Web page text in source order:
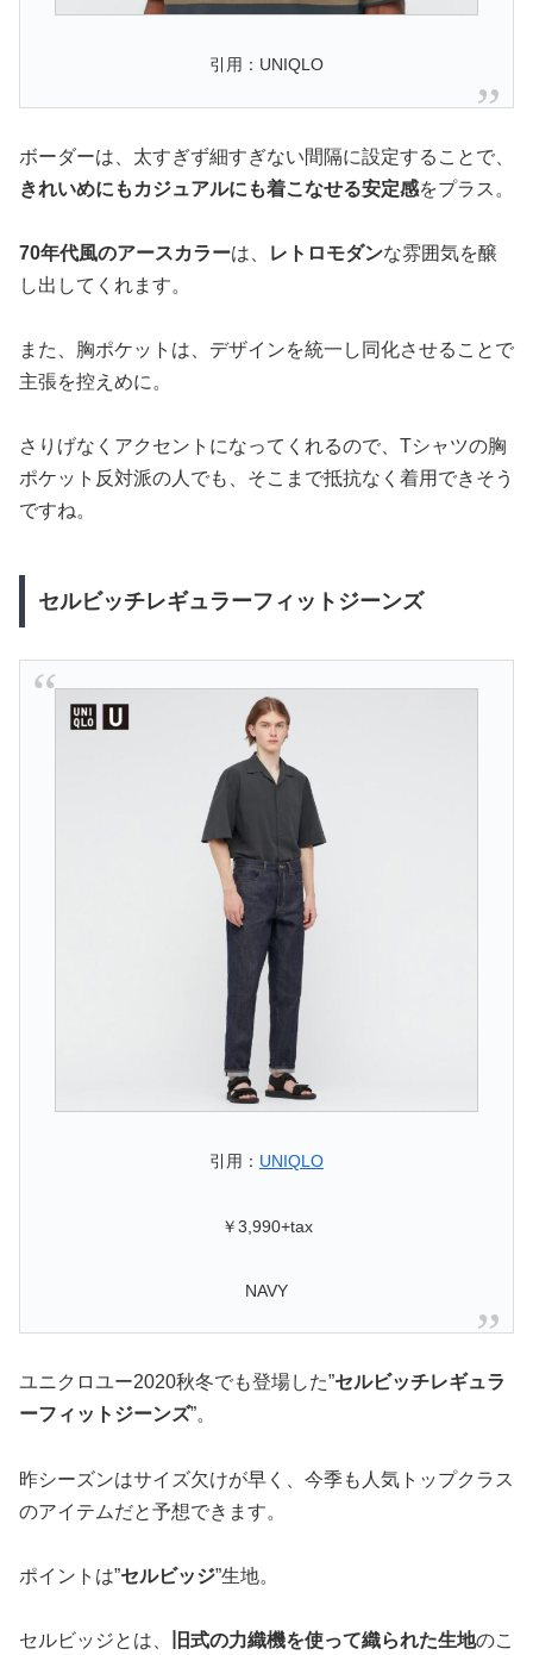
引用：UNIQLO
ボーダーは、太すぎず細すぎない間隔に設定することで、
きれいめにもカジュアルにも着こなせる安定感をプラス。
70年代風のアースカラーは、 レトロモダンな雰囲気を醸
し出してくれます。
また、胸ポケットは、デザインを統一し同化させることで
主張を控えめに。
さりげなくアクセントになってくれるので、Tシャツの胸
ポケット反対派の人でも、そこまで抵抗なく着用できそう
ですね。
セルビッチレギュラーフィットジーンズ
引用： UNIQLO
￥3,990+tax
NAVY
ユニクロユー2020秋冬でも登場した”セルビッチレギュラ
ーフィットジーンズ”。
昨シーズンはサイズ欠けが早く、今季も人気トップクラス
のアイテムだと予想できます。
ポイントは”セルビッジ”生地。
セルビッジとは、 旧式の力織機を使って織られた生地のこ